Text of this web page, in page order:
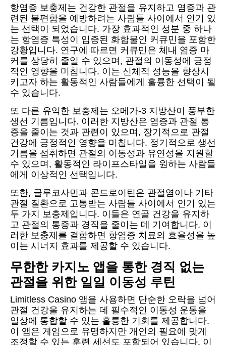
항염증 보충제는 건강한 관절을 유지하고 염증과 관
련된 불편함을 예방하려는 사람들 사이에서 인기 있
는 선택이 되었습니다. 가장 효과적인 성분 중 하나
는 항염증 특성이 입증된 화합물인 커큐민을 포함한
강황입니다. 연구에 따르면 커큐민은 체내 염증 마
커를 상당히 줄일 수 있으며, 관절의 이동성에 긍정
적인 영향을 미칩니다. 이는 신체적 성능을 향상시
키고자 하는 활동적인 사람들에게 훌륭한 선택이 될
수 있습니다.
또 다른 유익한 보충제는 오메가-3 지방산이 풍부한
생선 기름입니다. 이러한 지방산은 염증과 관절 통
증을 줄이는 것과 관련이 있으며, 장기적으로 관절
건강에 긍정적인 영향을 미칩니다. 정기적으로 생선
기름을 섭취하면 관절의 이동성과 유연성을 지원할
수 있으며, 활동적인 라이프스타일을 원하는 사람들
에게 이상적인 선택입니다.
또한, 글루코사민과 콘드로이틴은 관절염이나 기타
관절 질환으로 고통받는 사람들 사이에서 인기 있는
두 가지 보충제입니다. 이들은 연골 건강을 유지하
고 관절의 통증과 경직을 줄이는 데 기여합니다. 이
러한 보충제를 결합하면 항염증 치료의 효율성을 높
이는 시너지 효과를 제공할 수 있습니다.
무한한 카지노 앱을 통한 경직 없는
관절을 위한 일일 이동성 루틴
Limitless Casino 앱을 사용하면 단순한 오락을 넘어
관절 건강을 유지하는 데 필수적인 이동성 운동을
일상에 통합할 수 있는 훌륭한 기회를 제공합니다.
이 앱은 게임으로 유명하지만 개인의 필요에 맞게
조정할 수 있는 훈련 세션도 포함되어 있습니다. 이